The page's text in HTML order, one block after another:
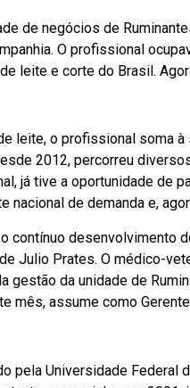
de negócios de
O profissional
leite e corte do Brasil.
leite, o profissional soma
2012, percorreu
já tive a oportunidade de
nacional de demanda e,
contínuo desenvolvimento
Julio Prates. O médico-
gestão da unidade de
mês, assume como
pela Universidade Federal